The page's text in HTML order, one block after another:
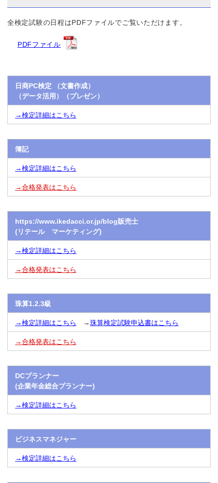
全検定試験の日程はPDFファイルでご覧いただけます。
PDFファイル
日商PC検定 （文書作成）
（データ活用）（プレゼン）
→検定詳細はこちら
簿記
→検定詳細はこちら
→合格発表はこちら
https://www.ikedacci.or.jp/blog販売士
(リテール マーケティング)
→検定詳細はこちら
→合格発表はこちら
珠算1.2.3級
→検定詳細はこちら →珠算検定試験申込書はこちら
→合格発表はこちら
DCプランナー
(企業年金総合プランナー)
→検定詳細はこちら
ビジネスマネジャー
→検定詳細はこちら